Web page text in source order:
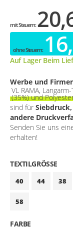
Auf Lager Beim
Werbe und
VL RAMA,
(35%) und
sind für
andere
Senden Sie uns
erhalten!
TEXTILGRÖSSE
40 44 38
58
FARBE